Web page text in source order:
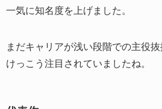
一気に知名度を上げました。
まだキャリアが浅い段階での主役
けっこう注目されていましたね。